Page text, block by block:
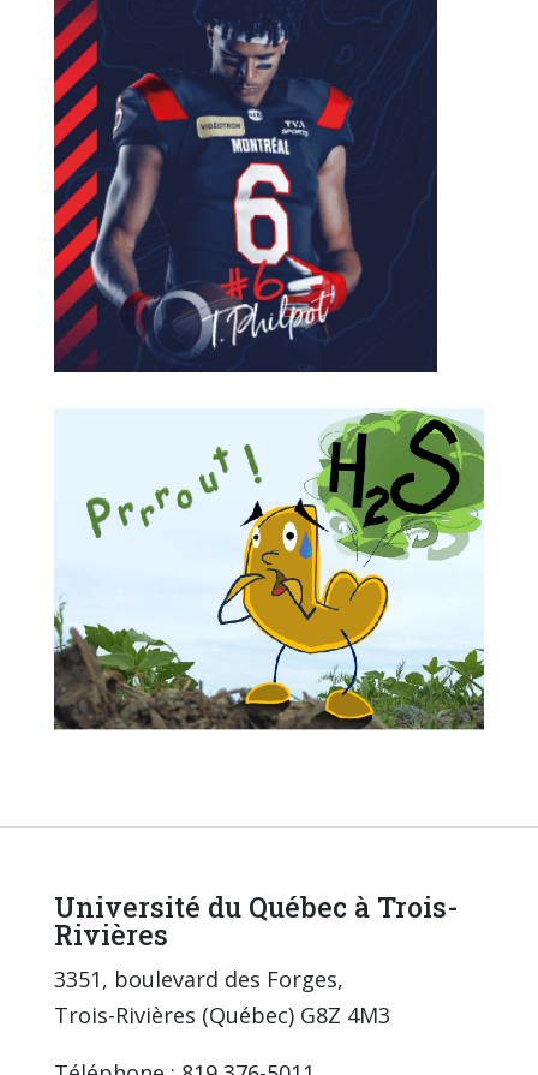
Université du Québec à Trois-
Rivières
3351, boulevard des Forges,
Trois-Rivières (Québec) G8Z 4M3